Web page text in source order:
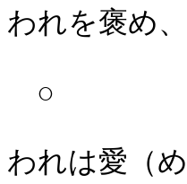
われを褒め
○
われは愛（